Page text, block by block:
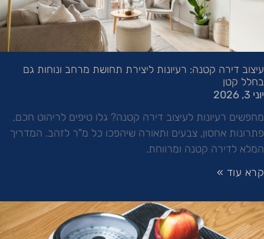
עיצוב דירה קטנה: רעיונות ליצירת תחושת מרחב ונוחות גם
בחלל קטן
יוני 3, 2026
מחפשים רעיונות לעיצוב דירה קטנה? גלו טיפים לריהוט חכם,
פתרונות אחסון, צבעים ותאורה שיהפכו כל מ"ר לזהב. המדריך
המלא לדירה קטנה ומרווחת.
קרא עוד »